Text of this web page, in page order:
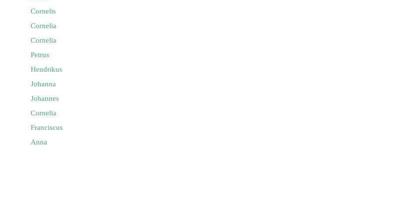
Cornelis
Cornelia
Cornelia
Petrus
Hendrikus
Johanna
Johannes
Cornelia
Franciscus
Anna